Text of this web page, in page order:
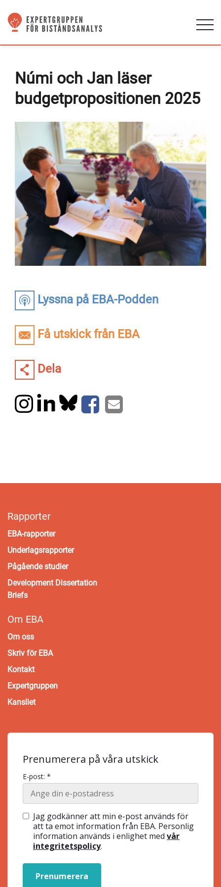
Lyssna på EBA-Podden
Få utskick från EBA
Dela
Númi och Jan läser
budgetpropositionen 2025
Rapporter
EBA-rapporter
Underlagsrapporter
Pågående studier
Development Dissertation
Briefs
Om EBA
Om oss
Skriv för EBA
Kontakt
Expertgruppen
Kansliet
Prenumerera på våra utskick
E-post: *
Jag godkänner att min e-post används för
att ta emot information från EBA. Personlig
information används i enlighet med vår
integritetspolicy.
Prenumerera